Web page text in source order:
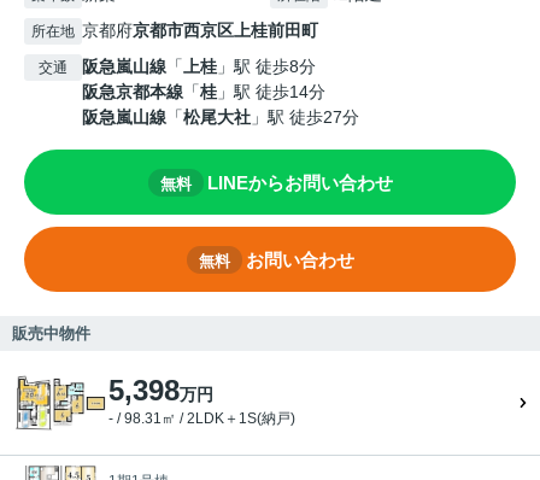
所在地 京都府京都市西京区 上桂前田町
交通 阪急嵐山線 「 上桂 」駅 徒歩8分
阪急京都本線 「桂 」駅 徒歩14分
阪急嵐山線 「松尾大社 」駅 徒歩27分
無料 LINEからお問い合わせ
無料 お問い合わせ
販売中物件
5,398万円
- / 98.31㎡ / 2LDK＋1S(納戸)